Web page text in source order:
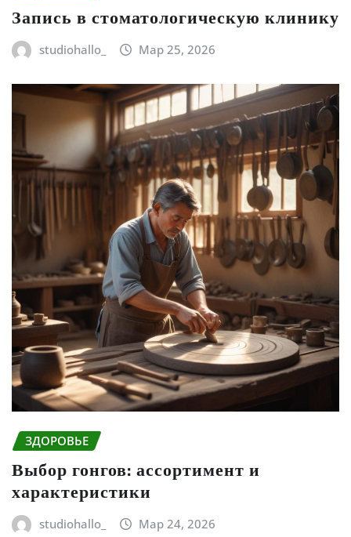
Запись в стоматологическую клинику
studiohallo_ Мар 25, 2026
ЗДОРОВЬЕ
Выбор гонгов: ассортимент и
характеристики
studiohallo_ Мар 24, 2026